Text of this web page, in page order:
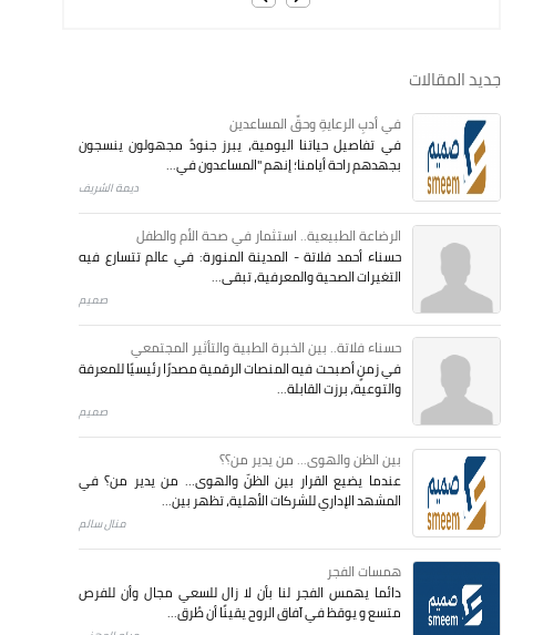
جديد المقالات
في أدبِ الرعايةِ وحقِّ المساعدين
في تفاصيل حياتنا اليومية، يبرز جنودٌ مجهولون ينسجون
بجهدهم راحة أيامنا؛ إنهم "المساعدون في...
ديمة الشريف
الرضاعة الطبيعية.. استثمار في صحة الأم والطفل
حسناء أحمد فلاتة - المدينة المنورة: في عالم تتسارع فيه
التغيرات الصحية والمعرفية، تبقى...
صميم
حسناء فلاتة.. بين الخبرة الطبية والتأثير المجتمعي
في زمنٍ أصبحت فيه المنصات الرقمية مصدرًا رئيسيًا للمعرفة
والتوعية، برزت القابلة...
صميم
بين الظن والهوى... من يدير من؟؟
عندما يضيع القرار بين الظنّ والهوى… من يدير من؟ في
المشهد الإداري للشركات الأهلية، تظهر بين...
منال سالم
همسات الفجر
دائما يهمس الفجر لنا بأن لا زال للسعي مجال وأن للفرص
متسع و يوقظ في آفاق الروح يقينًا أن طُرق...